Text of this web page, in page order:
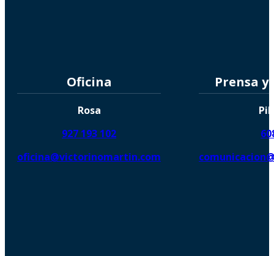
Oficina
Rosa
927 193 102
oficina@victorinomartin.com
Prensa